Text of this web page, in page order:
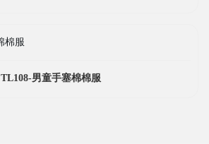
TL108-男童手塞棉棉服